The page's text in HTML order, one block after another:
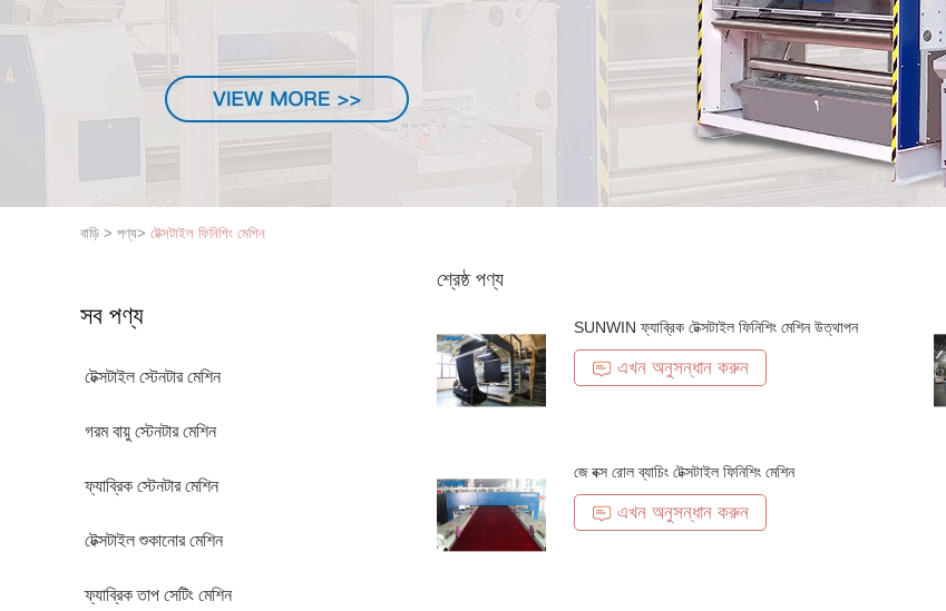
বাড়ি > পণ্য> টেক্সটাইল ফিনিশিং মেশিন
সব পণ্য
টেক্সটাইল স্টেনটার মেশিন
গরম বায়ু স্টেনটার মেশিন
ফ্যাব্রিক স্টেনটার মেশিন
টেক্সটাইল শুকানোর মেশিন
ফ্যাব্রিক তাপ সেটিং মেশিন
শ্রেষ্ঠ পণ্য
SUNWIN ফ্যাব্রিক টেক্সটাইল ফিনিশিং মেশিন উত্থাপন
এখন অনুসন্ধান করুন
জে বক্স রোল ব্যাচিং টেক্সটাইল ফিনিশিং মেশিন
এখন অনুসন্ধান করুন